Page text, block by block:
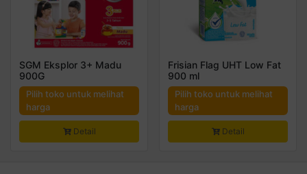
SGM Eksplor 3+ Madu
900G
Pilih toko untuk melihat
harga
Detail
Frisian Flag UHT Low Fat
900 ml
Pilih toko untuk melihat
harga
Detail